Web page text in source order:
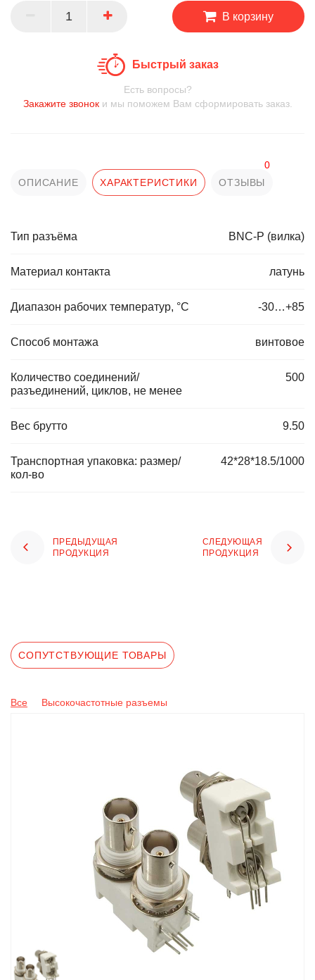
В корзину
Быстрый заказ
Есть вопросы?
Закажите звоноки мы поможем Вам сформировать заказ.
ОПИСАНИЕ ХАРАКТЕРИСТИКИ ОТЗЫВЫ
0
Тип разъёма BNC-P (вилка)
Материал контакта латунь
Диапазон рабочих температур, °C -30…+85
Способ монтажа винтовое
Количество соединений/
разъединений, циклов, не менее
500
Вес брутто 9.50
Транспортная упаковка: размер/
кол-во
42*28*18.5/1000
ПРЕДЫДУЩАЯ
ПРОДУКЦИЯ
СЛЕДУЮЩАЯ
ПРОДУКЦИЯ
СОПУТСТВУЮЩИЕ ТОВАРЫ
Все Высокочастотные разъемы